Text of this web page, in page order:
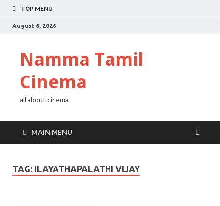
TOP MENU
August 6, 2026
Namma Tamil
Cinema
all about cinema
MAIN MENU
TAG: ILAYATHAPALATHI VIJAY